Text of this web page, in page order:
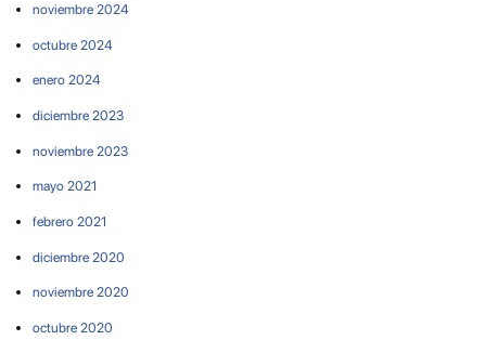
noviembre 2024
octubre 2024
enero 2024
diciembre 2023
noviembre 2023
mayo 2021
febrero 2021
diciembre 2020
noviembre 2020
octubre 2020